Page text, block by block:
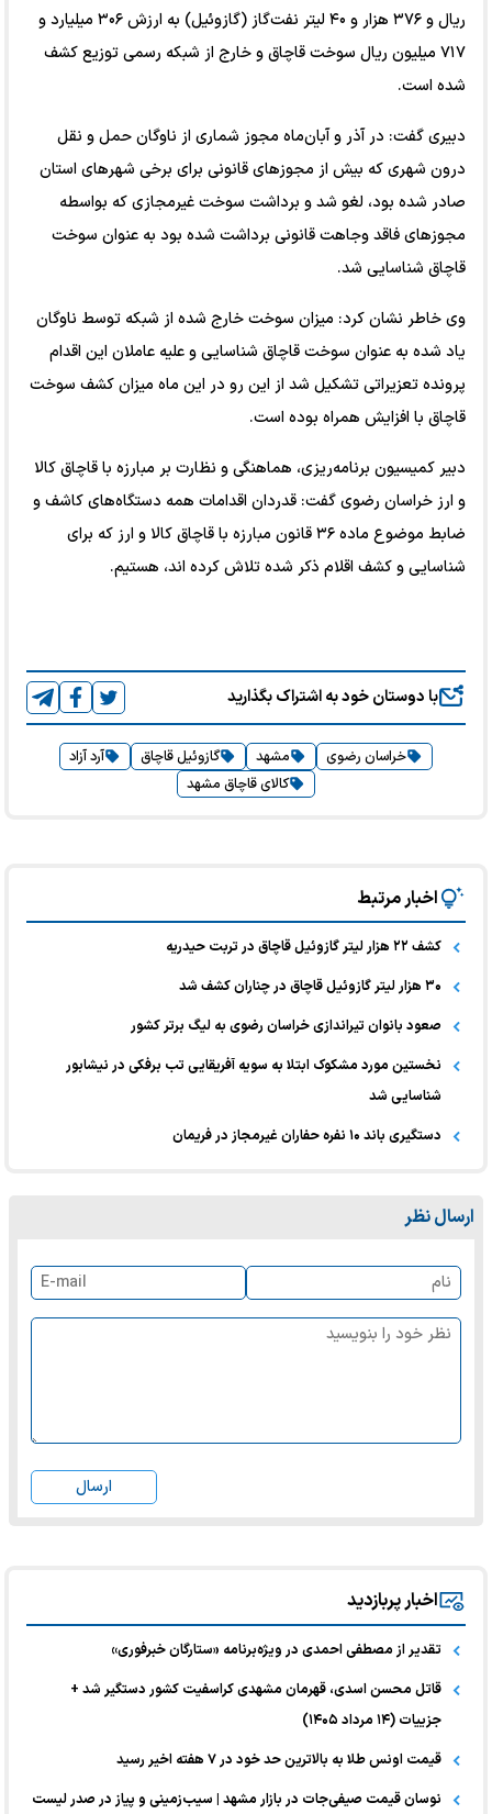
ریال و ۳۷۶ هزار و ۴۰ لیتر نفت‌گاز (گازوئیل) به ارزش ۳۰۶ میلیارد و
۷۱۷ میلیون ریال سوخت قاچاق و خارج از شبکه رسمی توزیع کشف
شده است.
دبیری گفت: در آذر و آبان‌ماه مجوز شماری از ناوگان حمل و نقل
درون شهری که بیش از مجوزهای قانونی برای برخی شهرهای استان
صادر شده بود، لغو شد و برداشت سوخت غیرمجازی که بواسطه
مجوزهای فاقد وجاهت قانونی برداشت شده بود به عنوان سوخت
قاچاق شناسایی شد.
وی خاطر نشان کرد: میزان سوخت خارج شده از شبکه توسط ناوگان
یاد شده به عنوان سوخت قاچاق شناسایی و علیه عاملان این اقدام
پرونده تعزیراتی تشکیل شد از این رو در این ماه میزان کشف سوخت
قاچاق با افزایش همراه بوده است.
دبیر کمیسیون برنامه‌ریزی، هماهنگی و نظارت بر مبارزه با قاچاق کالا
و ارز خراسان رضوی گفت: قدردان اقدامات همه دستگاه‌های کاشف و
ضابط موضوع ماده ۳۶ قانون مبارزه با قاچاق کالا و ارز که برای
شناسایی و کشف اقلام ذکر شده تلاش کرده اند، هستیم.
با دوستان خود به اشتراک بگذارید
خراسان رضوی مشهد گازوئیل قاچاق
آرد آزاد
کالای قاچاق مشهد
اخبار مرتبط
کشف ۲۲ هزار لیتر گازوئیل قاچاق در تربت حیدریه
۳۰ هزار لیتر گازوئیل قاچاق در چناران کشف شد
صعود بانوان تیراندازی خراسان رضوی به لیگ برتر کشور
نخستین مورد مشکوک ابتلا به سویه آفریقایی تب برفکی در نیشابور
شناسایی شد
دستگیری باند ۱۰ نفره حفاران غیرمجاز در فریمان
ارسال نظر
ارسال
اخبار پربازدید
تقدیر از مصطفی احمدی در ویژه‌برنامه «ستارگان خبرفوری»
قاتل محسن اسدی، قهرمان مشهدی کراسفیت کشور دستگیر شد +
جزییات (۱۴ مرداد ۱۴۰۵)
قیمت اونس طلا به بالاترین حد خود در ۷ هفته اخیر رسید
نوسان قیمت صیفی‌جات در بازار مشهد | سیب‌زمینی و پیاز در صدر لیست